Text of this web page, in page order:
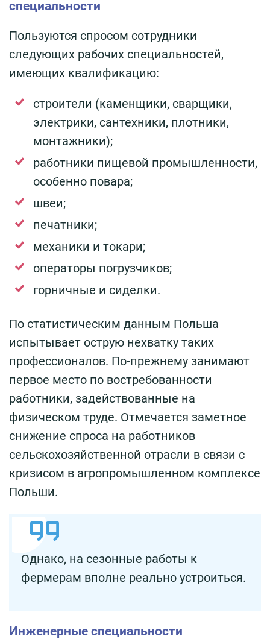
специальности
Пользуются спросом сотрудники
следующих рабочих специальностей,
имеющих квалификацию:
строители (каменщики, сварщики,
электрики, сантехники, плотники,
монтажники);
работники пищевой промышленности,
особенно повара;
швеи;
печатники;
механики и токари;
операторы погрузчиков;
горничные и сиделки.
По статистическим данным Польша
испытывает острую нехватку таких
профессионалов. По-прежнему занимают
первое место по востребованности
работники, задействованные на
физическом труде. Отмечается заметное
снижение спроса на работников
сельскохозяйственной отрасли в связи с
кризисом в агропромышленном комплексе
Польши.
Однако, на сезонные работы к
фермерам вполне реально устроиться.
Инженерные специальности